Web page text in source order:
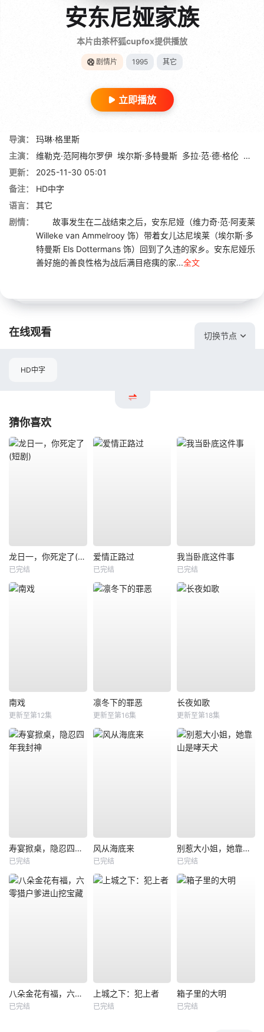
安东尼娅家族
本片由茶杯狐cupfox提供播放
剧情片 1995 其它
立即播放
导演：
玛琳·格里斯
主演：
维勒克·范阿梅尔罗伊 埃尔斯·多特曼斯 多拉·范·德·格伦 珂洛
更新：
2025-11-30 05:01
备注：
HD中字
语言：
其它
剧情：
故事发生在二战结束之后，安东尼娅（维力奇·范·阿麦莱
Willeke van Ammelrooy 饰）带着女儿达尼埃莱（埃尔斯·多
特曼斯 Els Dottermans 饰）回到了久违的家乡。安东尼娅乐
善好施的善良性格为战后满目疮痍的家...全文
在线观看 切换节点
HD中字
猜你喜欢
龙日一，你死定了(短剧)
已完结
爱情正路过
已完结
我当卧底这件事
已完结
南戏
更新至第12集
凛冬下的罪恶
更新至第16集
长夜如歌
更新至第18集
寿宴掀桌，隐忍四年我封神
已完结
风从海底来
已完结
别惹大小姐，她靠山是哮天犬
已完结
八朵金花有福，六零猎户爹进山挖宝藏
已完结
上城之下：犯上者
已完结
箱子里的大明
已完结